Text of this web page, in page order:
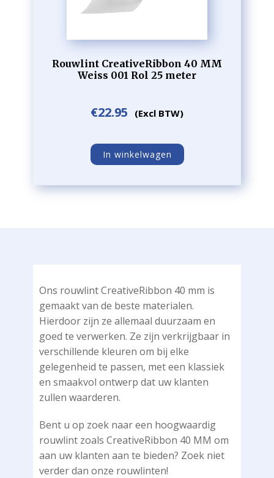
Rouwlint CreativeRibbon 40 MM
Weiss 001 Rol 25 meter
€22.95 (Excl BTW)
In winkelwagen
Ons rouwlint CreativeRibbon 40 mm is
gemaakt van de beste materialen.
Hierdoor zijn ze allemaal duurzaam en
goed te verwerken. Ze zijn verkrijgbaar in
verschillende kleuren om bij elke
gelegenheid te passen, met een klassiek
en smaakvol ontwerp dat uw klanten
zullen waarderen.
Bent u op zoek naar een hoogwaardig
rouwlint zoals CreativeRibbon 40 MM om
aan uw klanten aan te bieden? Zoek niet
verder dan onze rouwlinten!